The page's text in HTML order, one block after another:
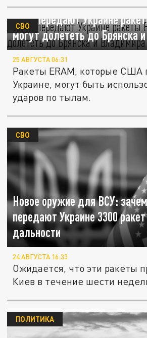
США передают Украине
могут долететь до Брянска
СВО
25 АВГУСТА 06:31
Ракеты ERAM, которые США
Украине, могут быть
ударов по тылам.
Новое оружие для ВСУ:
передают Украине 3300
дальности
СВО
24 АВГУСТА 16:33
Ожидается, что эти ракеты
Киев в течение шести
ПОЛИТИКА